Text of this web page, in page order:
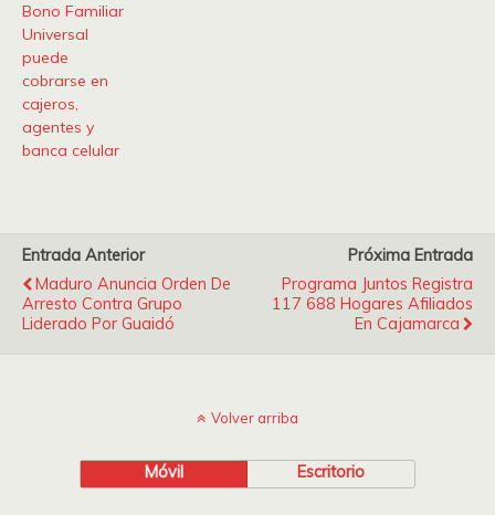
Bono Familiar
Universal
puede
cobrarse en
cajeros,
agentes y
banca celular
Entrada Anterior
Maduro Anuncia Orden De
Arresto Contra Grupo
Liderado Por Guaidó
Próxima Entrada
Programa Juntos Registra
117 688 Hogares Afiliados
En Cajamarca
Volver arriba
Móvil Escritorio